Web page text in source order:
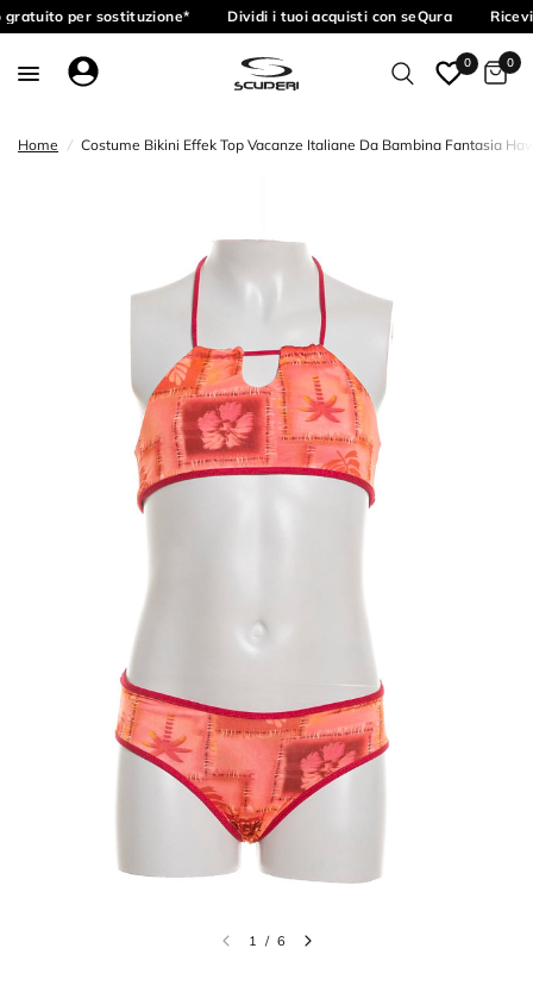
gratuito per sostituzione* Dividi i tuoi acquisti con seQura
0 0
Home / Costume Bikini Effek Top Vacanze Italiane Da Bambina Fantasia
1 / 6